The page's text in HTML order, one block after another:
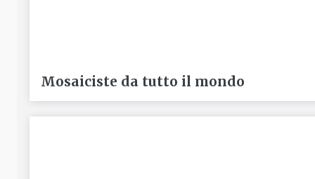
Mosaiciste da tutto il mondo